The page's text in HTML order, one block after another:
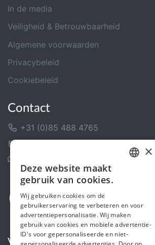
In de media
Veiligheid & Betrouwbaarheid
Algemene voorwaarden
Privacybeleid
Cookiebeleid
Contact
+31 (0)85 488 4765
ENGLISH
×
Deze website maakt
gebruik van cookies.
Wij gebruiken cookies om de
gebruikerservaring te verbeteren en voor
advertentiepersonalisatie. Wij maken
gebruik van cookies en mobiele advertentie-
ID's voor gepersonaliseerde en niet-